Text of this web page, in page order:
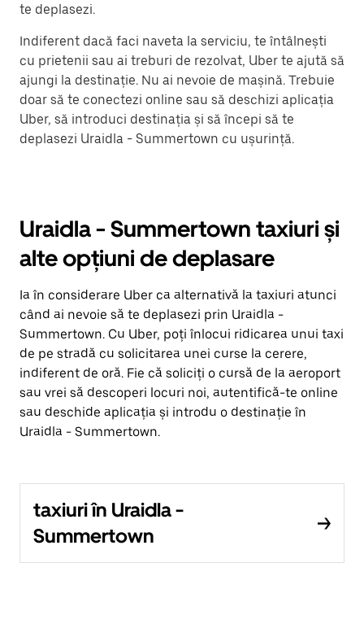
te deplasezi.
Indiferent dacă faci naveta la serviciu, te întâlnești
cu prietenii sau ai treburi de rezolvat, Uber te ajută să
ajungi la destinație. Nu ai nevoie de mașină. Trebuie
doar să te conectezi online sau să deschizi aplicația
Uber, să introduci destinația și să începi să te
deplasezi Uraidla - Summertown cu ușurință.
Uraidla - Summertown taxiuri și
alte opțiuni de deplasare
Ia în considerare Uber ca alternativă la taxiuri atunci
când ai nevoie să te deplasezi prin Uraidla -
Summertown. Cu Uber, poți înlocui ridicarea unui taxi
de pe stradă cu solicitarea unei curse la cerere,
indiferent de oră. Fie că soliciți o cursă de la aeroport
sau vrei să descoperi locuri noi, autentifică-te online
sau deschide aplicația și introdu o destinație în
Uraidla - Summertown.
taxiuri în Uraidla -
Summertown